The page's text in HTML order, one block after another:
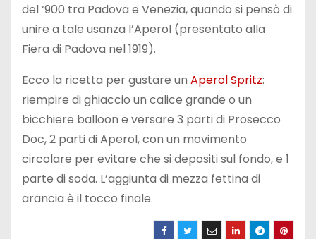
del ‘900 tra Padova e Venezia, quando si pensò di
unire a tale usanza l’Aperol (presentato alla
Fiera di Padova nel 1919).
Ecco la ricetta per gustare un Aperol Spritz:
riempire di ghiaccio un calice grande o un
bicchiere balloon e versare 3 parti di Prosecco
Doc, 2 parti di Aperol, con un movimento
circolare per evitare che si depositi sul fondo, e 1
parte di soda. L’aggiunta di mezza fettina di
arancia è il tocco finale.